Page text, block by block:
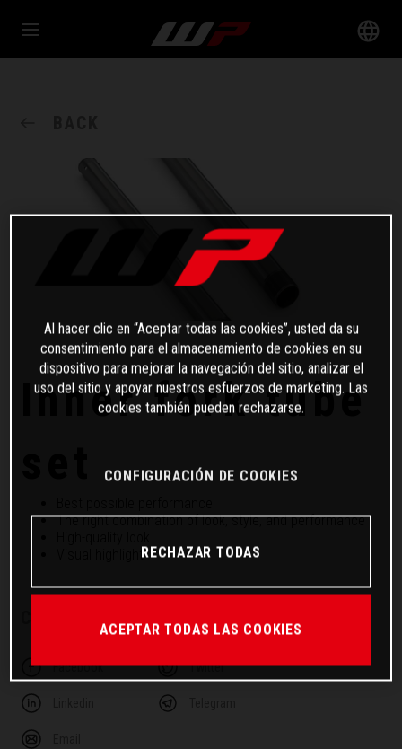
Inner fork tube
The right combination of look, style, and performance
Visual highlight
COMPARTE ESTE ARTÍCULO
Facebook Twitter
Al hacer clic en “Aceptar todas las cookies”, usted da su
consentimiento para el almacenamiento de cookies en su
dispositivo para mejorar la navegación del sitio, analizar el
uso del sitio y apoyar nuestros esfuerzos de marketing. Las
cookies también pueden rechazarse.
CONFIGURACIÓN DE COOKIES
RECHAZAR TODAS
ACEPTAR TODAS LAS COOKIES